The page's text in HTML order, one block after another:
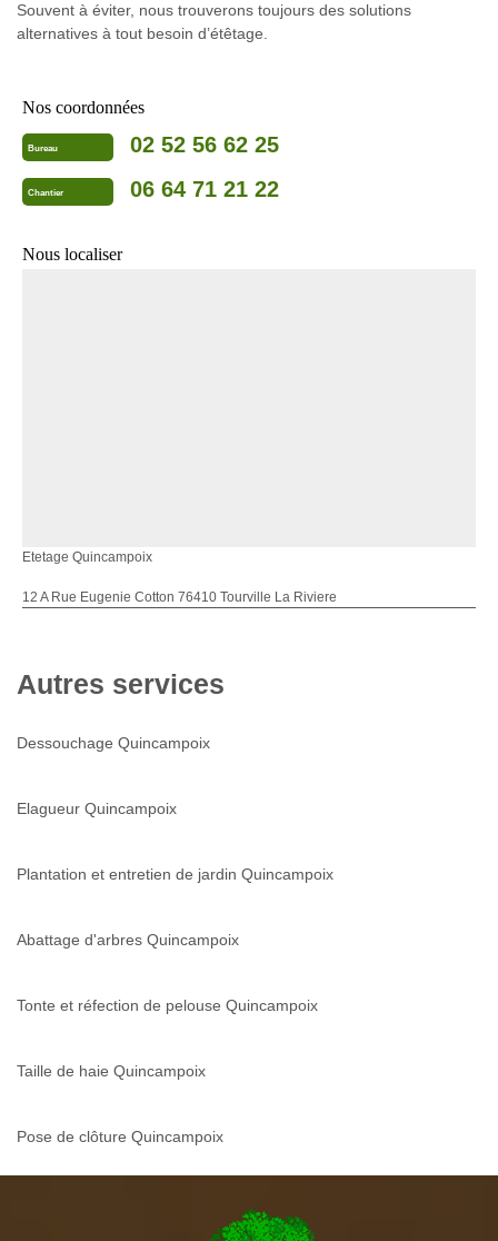
Souvent à éviter, nous trouverons toujours des solutions
alternatives à tout besoin d’étêtage.
Nos coordonnées
Bureau 02 52 56 62 25
Chantier 06 64 71 21 22
Nous localiser
Etetage Quincampoix
12 A Rue Eugenie Cotton 76410 Tourville La Riviere
Autres services
Dessouchage Quincampoix
Elagueur Quincampoix
Plantation et entretien de jardin Quincampoix
Abattage d'arbres Quincampoix
Tonte et réfection de pelouse Quincampoix
Taille de haie Quincampoix
Pose de clôture Quincampoix